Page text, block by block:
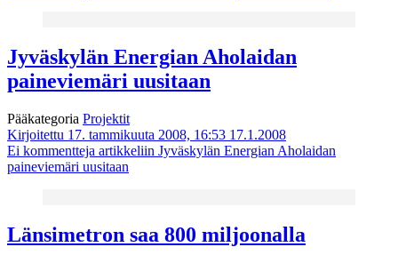
Jyväskylän Energian Aholaidan
paineviemäri uusitaan
Pääkategoria Projektit
Kirjoitettu 17. tammikuuta 2008, 16:53 17.1.2008
Ei kommentteja artikkeliin Jyväskylän Energian Aholaidan
paineviemäri uusitaan
Länsimetron saa 800 miljoonalla